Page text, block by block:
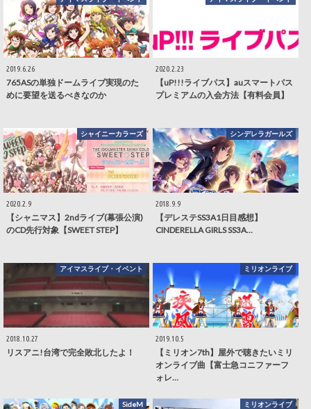
2019.6.26
765ASの単独ドームライブ実現のた
めに要望を送るべきなのか
2020.2.23
【uP!!!ライブパス】auスマートパス
プレミアムの入会方法【有料会員】
シャイニーカラーズ
2020.2.9
【シャニマス】2ndライブ(幕張公演)
のCD先行対象【SWEET STEP】
シンデレラガールズ
2018.9.9
【デレステSS3A1日目感想】
CINDERELLA GIRLS SS3A…
アイマスライブ・イベント
2018.10.27
リスアニ!台湾で完全敗北したよ！
ミリオンライブ
2019.10.5
【ミリオン7th】屋外で聴きたいミリ
オンライブ曲【富士急コニファーフ
ォレ…
SideM ミリオンライブ